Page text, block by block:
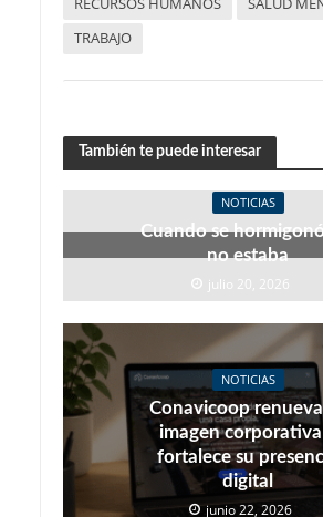
RECURSOS HUMANOS
SALUD
TRABAJO
También te puede interesar
NOTICIAS
Cuando se
no estaba
julio 20, 2026
NOTICIAS
Conavicoop
imagen
fortalece su
digital
junio 22, 2026